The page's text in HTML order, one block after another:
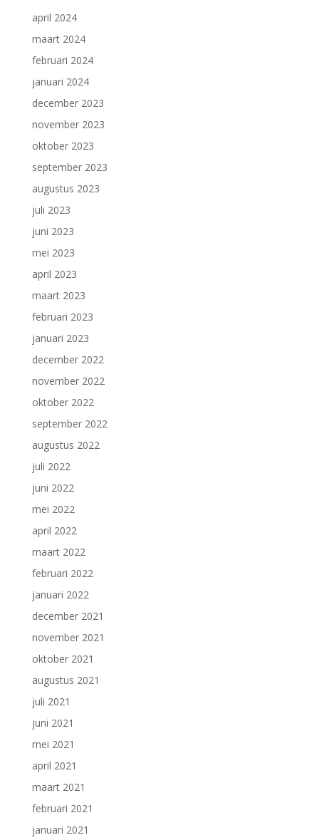
april 2024
maart 2024
februari 2024
januari 2024
december 2023
november 2023
oktober 2023
september 2023
augustus 2023
juli 2023
juni 2023
mei 2023
april 2023
maart 2023
februari 2023
januari 2023
december 2022
november 2022
oktober 2022
september 2022
augustus 2022
juli 2022
juni 2022
mei 2022
april 2022
maart 2022
februari 2022
januari 2022
december 2021
november 2021
oktober 2021
augustus 2021
juli 2021
juni 2021
mei 2021
april 2021
maart 2021
februari 2021
januari 2021